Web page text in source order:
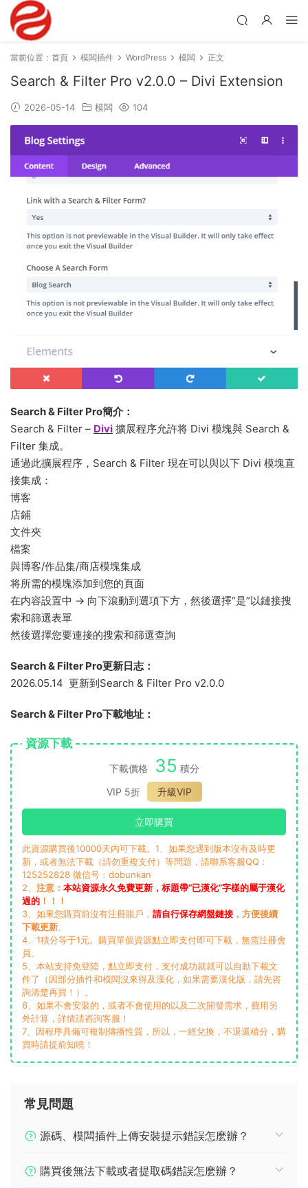
當前位置： 首頁 模闆插件 WordPress 模闆 正文
Search & Filter Pro v2.0.0 – Divi Extension
2026-05-14 模闆 104
Search & Filter Pro簡介：
Search & Filter – Divi 擴展程序允許将 Divi 模塊與 Search &
Filter 集成。
通過此擴展程序，Search & Filter 現在可以與以下 Divi 模塊直
接集成：
博客
店鋪
文件夾
檔案
與博客/作品集/商店模塊集成
将所需的模塊添加到您的頁面
在内容設置中 -> 向下滾動到選項下方，然後選擇“是”以鏈接搜
索和篩選表單
然後選擇您要連接的搜索和篩選查詢
Search & Filter Pro更新日志：
2026.05.14 更新到Search & Filter Pro v2.0.0
Search & Filter Pro下載地址：
資源下載
下載價格 35 積分
VIP 5折
升級VIP
立即購買
此資源購買後10000天内可下載。1、如果您遇到版本沒有及時更
新，或者無法下載（請勿重複支付）等問題，請聯系客服QQ：
125252828 微信号：dobunkan
2、 注意： 本站資源永久免費更新，标題帶“已漢化”字樣的屬于漢化
過的 ！！！
3、如果您購買前沒有注冊賬戶， 請自行保存網盤鏈接 ，方便後續
下載更新。
4、1積分等于1元。購買單個資源點立即支付即可下載，無需注冊會
員。
5、本站支持免登陸，點立即支付，支付成功就就可以自動下載文
件了（因部分插件和模闆沒來得及漢化，如果需要漢化版，請先咨
詢清楚再買！）。
6、如果不會安裝的，或者不會使用的以及二次開發需求，費用另
外計算，詳情請咨詢客服！
7、因程序具備可複制傳播性質，所以，一經兌換，不退還積分，購
買時請提前知曉！
常見問題
源碼、模闆插件上傳安裝提示錯誤怎麽辦？
購買後無法下載或者提取碼錯誤怎麽辦？